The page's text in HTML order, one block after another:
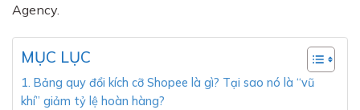
Agency.
MỤC LỤC
1. Bảng quy đổi kích cỡ Shopee là gì? Tại sao nó là “vũ
khí” giảm tỷ lệ hoàn hàng?